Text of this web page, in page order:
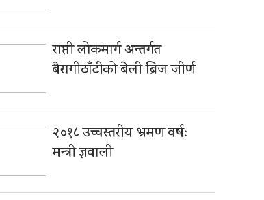
राप्ती लोकमार्ग अन्तर्गत
बैरागीठाँटीको बेली ब्रिज जीर्ण
२०१८ उच्चस्तरीय भ्रमण वर्षः
मन्त्री ज्ञवाली